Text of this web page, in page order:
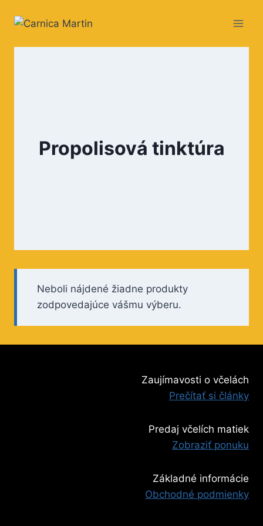
Propolisová tinktúra
Neboli nájdené žiadne produkty
zodpovedajúce vášmu výberu.
Zaujímavosti o včelách
Prečítať si články
Predaj včelích matiek
Zobraziť ponuku
Základné informácie
Obchodné podmienky